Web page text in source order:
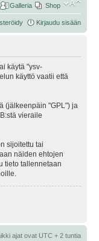
Shop
Galleria
Kirjaudu sisään
käytä "ysv-
käyttö vaatii että
(jälkeenpäin "GPL") ja
vieraile
sijoitettu tai
näiden ehtojen
tieto tallennetaan
ajat ovat UTC + 2 tuntia